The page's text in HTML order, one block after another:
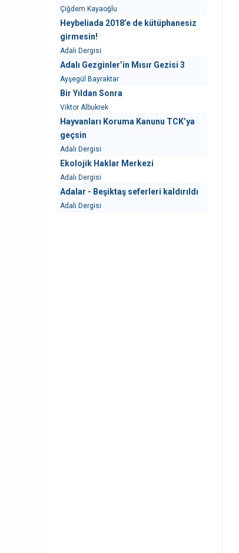
Çiğdem Kayaoğlu
Heybeliada 2018’e de kütüphanesiz
girmesin!
Adalı Dergisi
Adalı Gezginler’in Mısır Gezisi 3
Ayşegül Bayraktar
Bir Yıldan Sonra
Viktor Albukrek
Hayvanları Koruma Kanunu TCK’ya
geçsin
Adalı Dergisi
Ekolojik Haklar Merkezi
Adalı Dergisi
Adalar - Beşiktaş seferleri kaldırıldı
Adalı Dergisi